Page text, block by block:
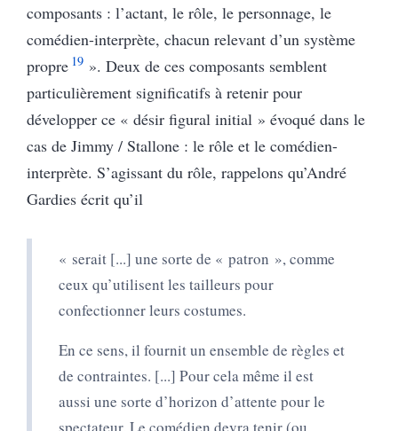
composants : l’actant, le rôle, le personnage, le
comédien-interprète, chacun relevant d’un système
propre 19». Deux de ces composants semblent
particulièrement significatifs à retenir pour
développer ce « désir figural initial » évoqué dans le
cas de Jimmy / Stallone : le rôle et le comédien-
interprète. S’agissant du rôle, rappelons qu’André
Gardies écrit qu’il
« serait [...] une sorte de « patron », comme
ceux qu’utilisent les tailleurs pour
confectionner leurs costumes.
En ce sens, il fournit un ensemble de règles et
de contraintes. [...] Pour cela même il est
aussi une sorte d’horizon d’attente pour le